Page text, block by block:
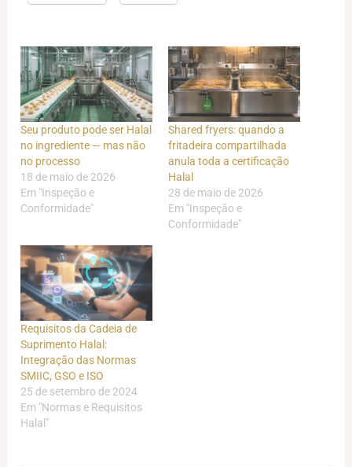
Seu produto pode ser Halal
no ingrediente — mas não
no processo
18 de maio de 2026
Em "Inspeção e
Conformidade"
Shared fryers: quando a
fritadeira compartilhada
anula toda a certificação
Halal
28 de maio de 2026
Em "Inspeção e
Conformidade"
Requisitos da Cadeia de
Suprimento Halal:
Integração das Normas
SMIIC, GSO e ISO
25 de setembro de 2024
Em "Normas e Requisitos
Halal"